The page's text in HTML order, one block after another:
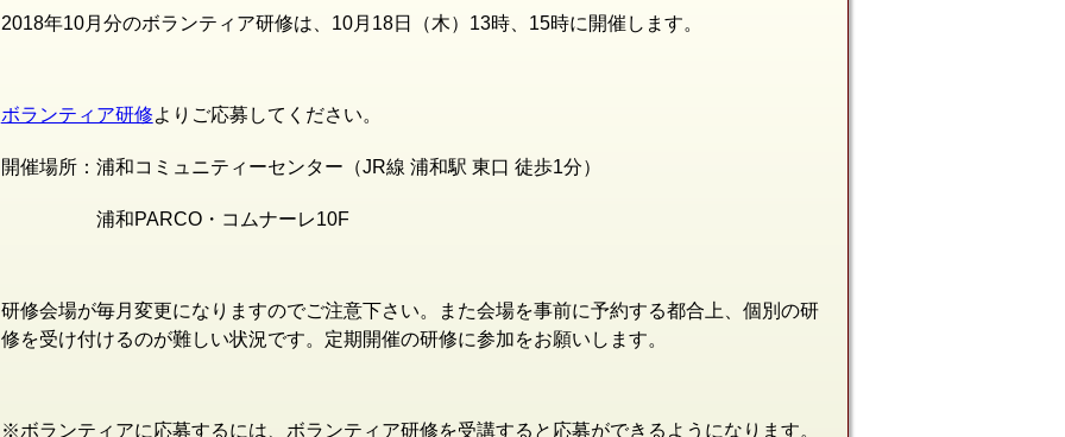
2018年10月分のボランティア研修は、10月18日（木）13時、15時に開催します。
ボランティア研修よりご応募してください。
開催場所：浦和コミュニティーセンター（JR線 浦和駅 東口 徒歩1分）
浦和PARCO・コムナーレ10F
研修会場が毎月変更になりますのでご注意下さい。また会場を事前に予約する都合上、個別の研
修を受け付けるのが難しい状況です。定期開催の研修に参加をお願いします。
※ボランティアに応募するには、ボランティア研修を受講すると応募ができるようになります。